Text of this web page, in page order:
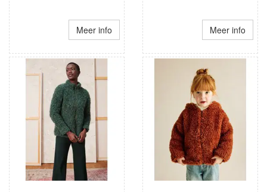
Meer info Meer info